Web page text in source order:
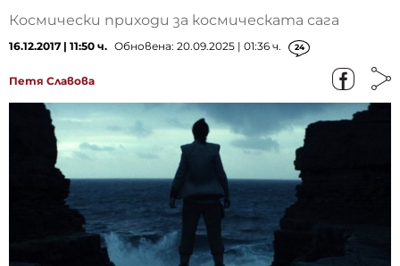
Космически приходи за космическата сага
16.12.2017 | 11:50 ч. Обновена: 20.09.2025 | 01:36 ч. 24
Петя Славова